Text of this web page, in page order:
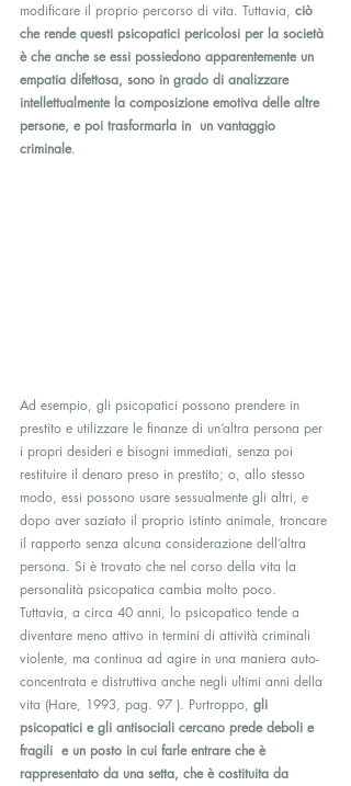
modificare il proprio percorso di vita. Tuttavia, ciò
che rende questi psicopatici pericolosi per la società
è che anche se essi possiedono apparentemente un
empatia difettosa, sono in grado di analizzare
intellettualmente la composizione emotiva delle altre
persone, e poi trasformarla in  un vantaggio
criminale.
Ad esempio, gli psicopatici possono prendere in
prestito e utilizzare le finanze di un’altra persona per
i propri desideri e bisogni immediati, senza poi
restituire il denaro preso in prestito; o, allo stesso
modo, essi possono usare sessualmente gli altri, e
dopo aver saziato il proprio istinto animale, troncare
il rapporto senza alcuna considerazione dell’altra
persona. Si è trovato che nel corso della vita la
personalità psicopatica cambia molto poco.
Tuttavia, a circa 40 anni, lo psicopatico tende a
diventare meno attivo in ​​termini di attività criminali
violente, ma continua ad agire in una maniera auto-
concentrata e distruttiva anche negli ultimi anni della
vita (Hare, 1993, pag. 97 ). Purtroppo, gli
psicopatici e gli antisociali cercano prede deboli e
fragili  e un posto in cui farle entrare che è
rappresentato da una setta, che è costituita da